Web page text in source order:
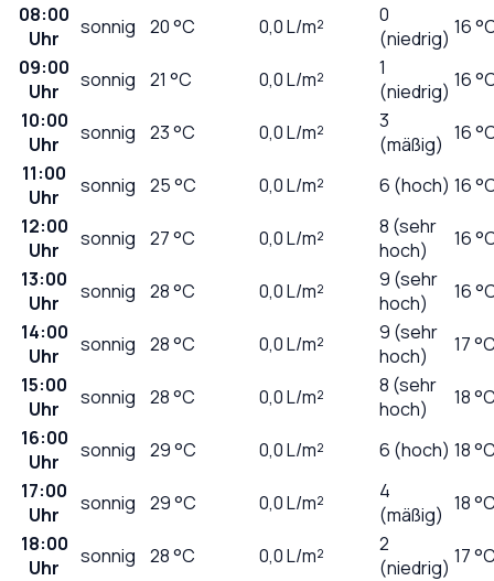
08:00
Uhr
sonnig 20°C 0,0L/m²
0
(niedrig) 16
09:00
Uhr
sonnig 21 °C 0,0L/m²
1
(niedrig) 16
10:00
Uhr
sonnig 23°C 0,0L/m²
3
(mäßig) 16
11:00
Uhr
sonnig 25°C 0,0L/m² 6 (hoch) 16
12:00
Uhr
sonnig 27°C 0,0L/m²
8 (sehr
hoch)
16
13:00
Uhr
sonnig 28°C 0,0L/m²
9 (sehr
hoch)
16
14:00
Uhr
sonnig 28°C 0,0L/m²
9 (sehr
hoch)
17
15:00
Uhr
sonnig 28°C 0,0L/m²
8 (sehr
hoch)
18
16:00
Uhr
sonnig 29°C 0,0L/m² 6 (hoch) 18
17:00
Uhr
sonnig 29°C 0,0L/m²
4
(mäßig) 18
18:00
Uhr
sonnig 28°C 0,0L/m²
2
(niedrig) 17